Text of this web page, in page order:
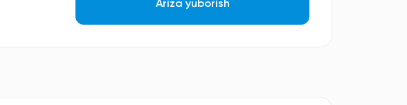
Ariza yuborish